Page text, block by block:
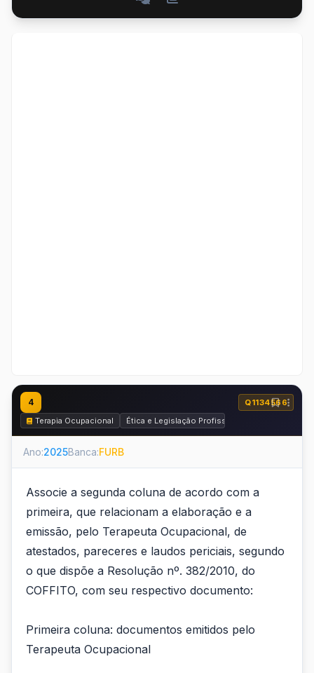
4
Q1134566
Terapia Ocupacional
Ética e Legislação Profissional
Ano:2025Banca:FURB
Associe a segunda coluna de acordo com a
primeira, que relacionam a elaboração e a
emissão, pelo Terapeuta Ocupacional, de
atestados, pareceres e laudos periciais, segundo
o que dispõe a Resolução nº. 382/2010, do
COFFITO, com seu respectivo documento:
Primeira coluna: documentos emitidos pelo
Terapeuta Ocupacional